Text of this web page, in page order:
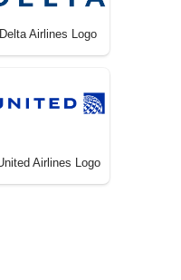
Delta Airlines Logo
Airlines Logo